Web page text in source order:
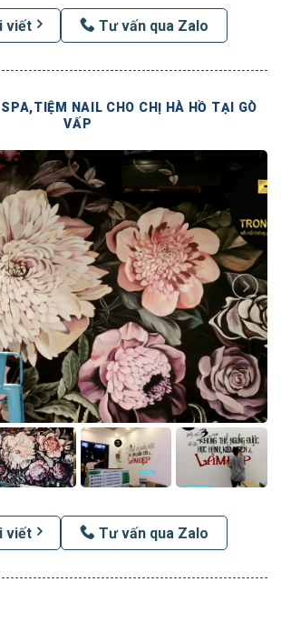
viết Tư vấn qua Zalo
NAIL CHO CHỊ HÀ HỒ TẠI GÒ
VẤP
viết Tư vấn qua Zalo